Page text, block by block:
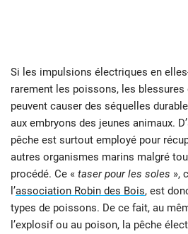
Si les impulsions électriques en
rarement les poissons, les blessures
peuvent causer des séquelles
aux embryons des jeunes animaux.
pêche est surtout employé pour
autres organismes marins malgré
procédé. Ce « taser pour les soles »,
l’association Robin des Bois, est
types de poissons. De ce fait, au
l’explosif ou au poison, la pêche